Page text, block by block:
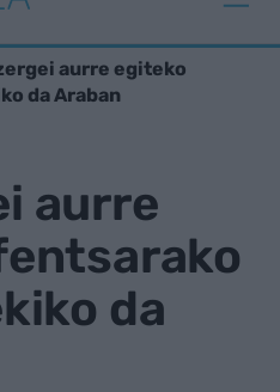
aurre egiteko
da Araban
aurre
da